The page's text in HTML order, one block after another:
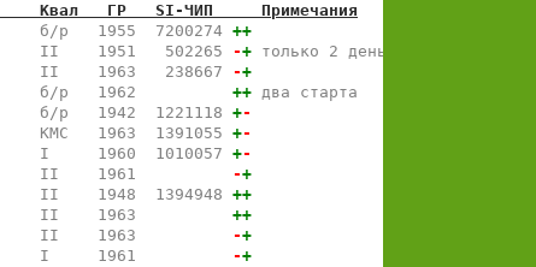
ГР   SI-ЧИП     Примечания
б/р   1955  7200274 ++
II    1951   502265 -+ только 2 день
1963   238667 -+
б/р   1962 ++ два старта
б/р   1942  1221118 +-
1963  1391055 +-
I     1960  1010057 +-
II    1961 -+
II    1948  1394948 ++
II    1963 ++
II    1963 -+
I     1961 -+